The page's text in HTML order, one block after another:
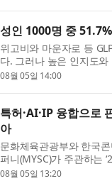
성인 1000명 중
위고비와 마운자로 등
다. 그러나 높은 인지도
다. 리서치 및 데이터 인
08월 05일 14:00
특허·AI·IP 융합으로
아
문화체육관광부와 한국
퍼니(MYSC)가 주관하는
기업들이 올 6~7월 한층
08월 05일 13:20